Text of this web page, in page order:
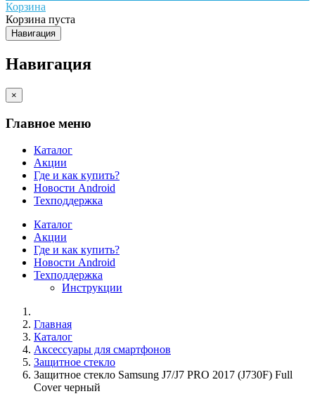
Корзина
Корзина пуста
Навигация
Навигация
×
Главное меню
Каталог
Акции
Где и как купить?
Новости Android
Техподдержка
Каталог
Акции
Где и как купить?
Новости Android
Техподдержка
Инструкции
Главная
Каталог
Аксессуары для смартфонов
Защитное стекло
Защитное стекло Samsung J7/J7 PRO 2017 (J730F) Full
Cover черный